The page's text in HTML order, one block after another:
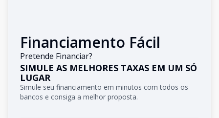
Financiamento Fácil
Pretende Financiar?
SIMULE AS MELHORES TAXAS EM UM SÓ
LUGAR
Simule seu financiamento em minutos com todos os
bancos e consiga a melhor proposta.